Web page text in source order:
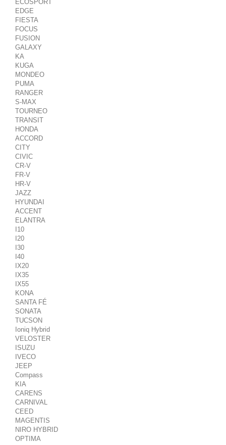
ECOSPORT
EDGE
FIESTA
FOCUS
FUSION
GALAXY
KA
KUGA
MONDEO
PUMA
RANGER
S-MAX
TOURNEO
TRANSIT
HONDA
ACCORD
CITY
CIVIC
CR-V
FR-V
HR-V
JAZZ
HYUNDAI
ACCENT
ELANTRA
I10
I20
I30
I40
IX20
IX35
IX55
KONA
SANTA FÉ
SONATA
TUCSON
Ioniq Hybrid
VELOSTER
ISUZU
IVECO
JEEP
Compass
KIA
CARENS
CARNIVAL
CEED
MAGENTIS
NIRO HYBRID
OPTIMA